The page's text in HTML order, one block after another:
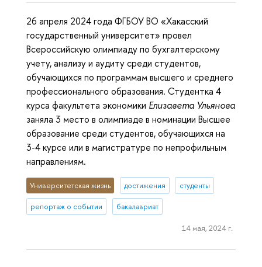
26 апреля 2024 года ФГБОУ ВО «Хакасский
государственный университет» провел
Всероссийскую олимпиаду по бухгалтерскому
учету, анализу и аудиту среди студентов,
обучающихся по программам высшего и среднего
профессионального образования. Студентка 4
курса факультета экономики Елизавета Ульянова
заняла 3 место в олимпиаде в номинации Высшее
образование среди студентов, обучающихся на
3-4 курсе или в магистратуре по непрофильным
направлениям.
Университетская жизнь достижения студенты
репортаж о событии бакалавриат
14 мая, 2024 г.